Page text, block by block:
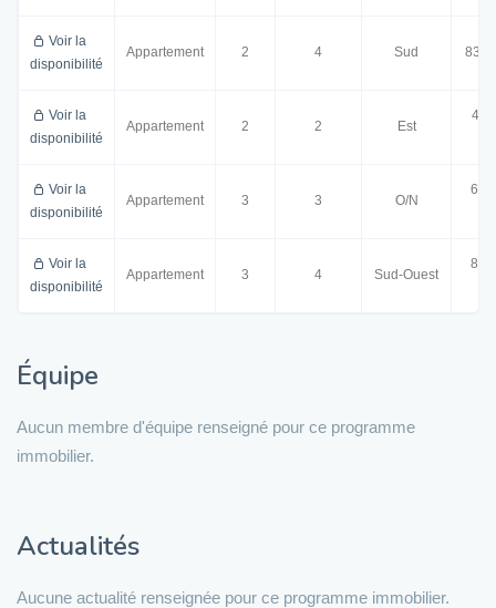
Voir la
disponibilité
Appartement 2 4 Sud 83.3
Voir la
disponibilité
Appartement 2 2 Est
Voir la
disponibilité
Appartement 3 3 O/N
Voir la
disponibilité
Appartement 3 4 Sud-Ouest
Équipe
Aucun membre d'équipe renseigné pour ce programme
immobilier.
Actualités
Aucune actualité renseignée pour ce programme immobilier.